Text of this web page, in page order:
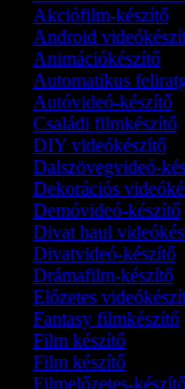
Akciófilm-készítő
Android
Animációkészítő
Automatikus
Autóvideó-készítő
Családi filmkészítő
DIY videókészítő
Dalszövegvideó-
Dekorációs
Demóvideó‑készítő
Divat haul
Divatvideó-készítő
Drámafilm-készítő
Előzetes
Fantasy filmkészítő
Film készítő
Film készítő
Filmelőzetes-készítő